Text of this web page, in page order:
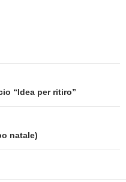
“Idea per ritiro”
natale)